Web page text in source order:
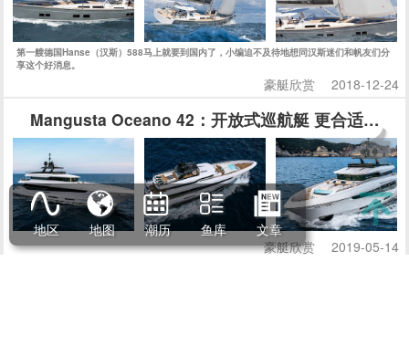
第一艘德国Hanse（汉斯）588马上就要到国内了，小编迫不及待地想同汉斯迷们和帆友们分
享这个好消息。
豪艇欣赏 2018-12-24
Mangusta Oceano 42：开放式巡航艇 更合适家庭
豪艇欣赏 2019-05-14
地区 地图 潮历 鱼库 文章